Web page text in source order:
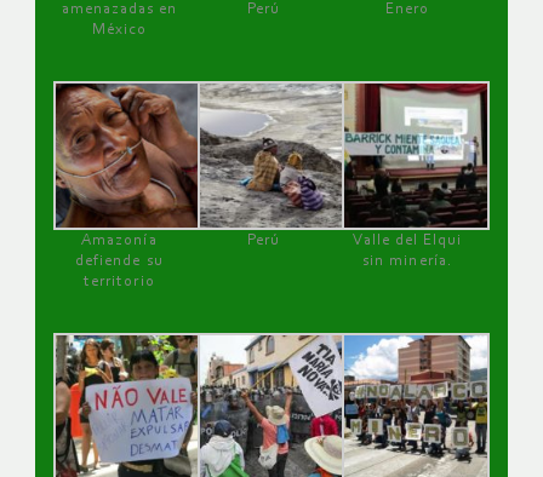
amenazadas en
México
Perú
Enero
Amazonía
defiende su
territorio
Perú
Valle del Elqui
sin minería.